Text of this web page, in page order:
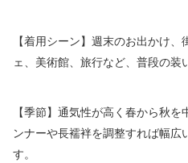
【着用シーン】週末のお出かけ
ェ、美術館、旅行など、普段の装
【季節】通気性が高く春から秋
ンナーや長襦袢を調整すれば幅広
す。